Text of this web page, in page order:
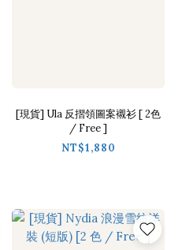
[現貨] Ula 反摺領圖案襯衫 [ 2色
/ Free ]
NT$1,880